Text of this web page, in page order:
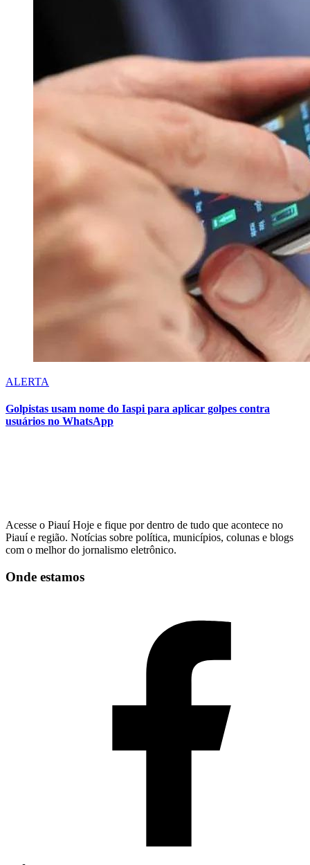
ALERTA
Golpistas usam nome do Iaspi para aplicar golpes contra
usuários no WhatsApp
Acesse o Piauí Hoje e fique por dentro de tudo que acontece no
Piauí e região. Notícias sobre política, municípios, colunas e blogs
com o melhor do jornalismo eletrônico.
Onde estamos